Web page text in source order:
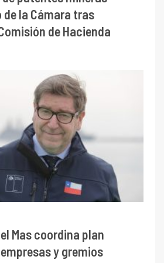
de la Cámara tras
de Hacienda
Mas coordina plan
y gremios
I+D
Estudio revela cómo el precio
BHP proyecta producción de
cobre cercana a 2 millones de
toneladas tras récord en
Escondida
Codelco reporta Ebitda de US$
6.670 millones y mejora sus
I+D
Codelco Ventanas prueba